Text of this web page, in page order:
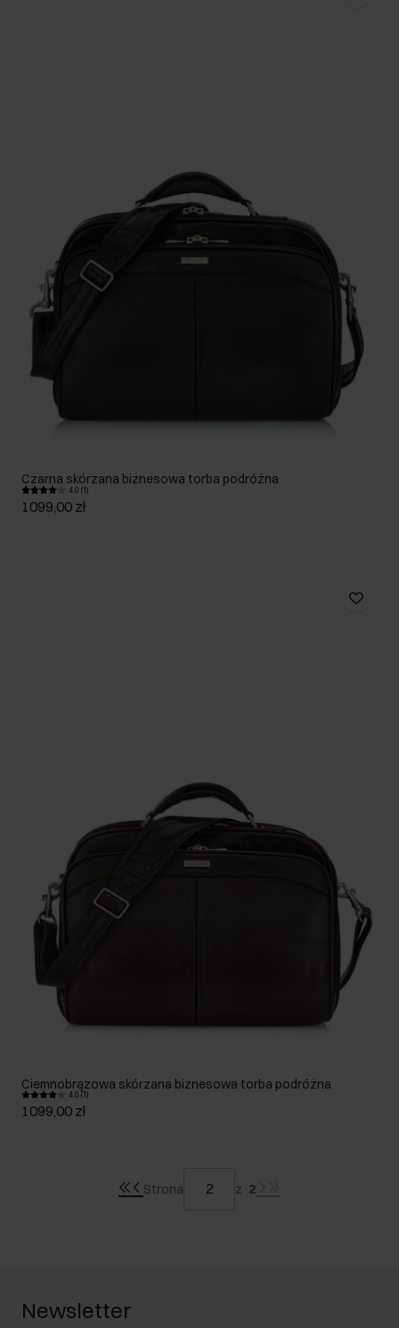
Czarna skórzana biznesowa torba podróżna
4.0 (1)
1099,00 zł
Ciemnobrązowa skórzana biznesowa torba podróżna
4.0 (1)
1099,00 zł
Strona z 2
Newsletter